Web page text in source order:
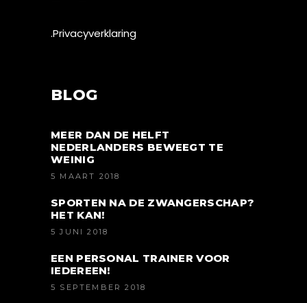
.Privacyverklaring
BLOG
MEER DAN DE HELFT
NEDERLANDERS BEWEEGT TE
WEINIG
5 MAART 2018
SPORTEN NA DE ZWANGERSCHAP?
HET KAN!
5 JUNI 2018
EEN PERSONAL TRAINER VOOR
IEDEREEN!
5 SEPTEMBER 2018